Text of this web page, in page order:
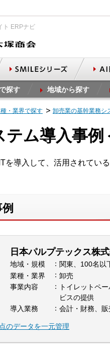
ト ERPナビ
探す 地域から探す
・業界で探す 卸売業の基幹業務シ
ム導入事例
を導入して、活用されてい
日本パルプテックス株
地域・規模
関東、100名以
業種・業界
卸売
事業内容
トイレットペ
ビスの提供
導入業務
会計・財務、販
のデータを一元管理